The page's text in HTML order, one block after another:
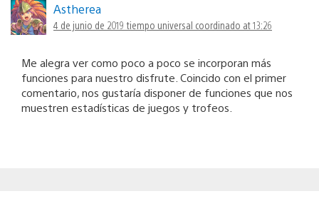
Astherea
4 de junio de 2019 tiempo universal coordinado at 13:26
Me alegra ver como poco a poco se incorporan más
funciones para nuestro disfrute. Coincido con el primer
comentario, nos gustaría disponer de funciones que nos
muestren estadísticas de juegos y trofeos.